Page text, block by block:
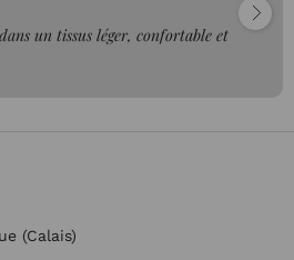
un tissus léger, confortable et
(Calais)